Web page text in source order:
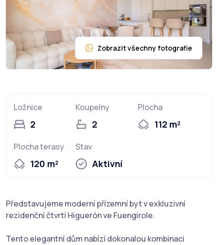
Ložnice
2
Koupelny
2
Plocha
112 m²
Plocha terasy
120 m²
Stav
Aktivní
Představujeme moderní přízemní byt v exkluzivní
rezidenční čtvrti Higuerón ve Fuengirole.
Tento elegantní dům nabízí dokonalou kombinaci